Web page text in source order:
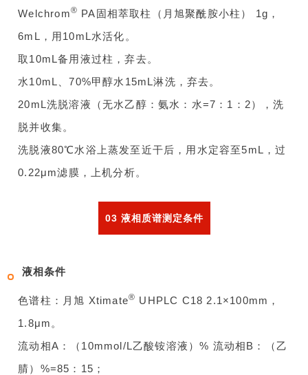
Welchrom® PA固相萃取柱（月旭聚酰胺小柱） 1g，
6mL，用10mL水活化。
取10mL备用液过柱，弃去。
水10mL、70%甲醇水15mL淋洗，弃去。
20mL洗脱溶液（无水乙醇：氨水：水=7：1：2），洗
脱并收集。
洗脱液80℃水浴上蒸发至近干后，用水定容至5mL，过
0.22μm滤膜，上机分析。
03 液相质谱测定条件
液相条件
色谱柱：月旭 Xtimate® UHPLC C18 2.1×100mm，
1.8μm。
流动相A：（10mmol/L乙酸铵溶液）% 流动相B：（乙
腈）%=85：15；